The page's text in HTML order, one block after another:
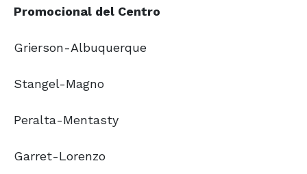
Promocional del Centro
Grierson-Albuquerque
Stangel-Magno
Peralta-Mentasty
Garret-Lorenzo